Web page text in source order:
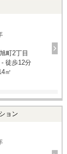
町2丁目
徒歩12分
㎡
ョン